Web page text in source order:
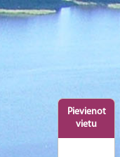
Pievienot
vietu